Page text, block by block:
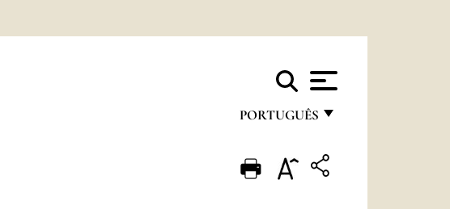
PORTUGUÊS
ENGLISH